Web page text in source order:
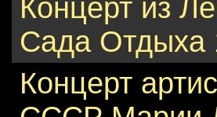
Концерт из
Сада Отдыха
Концерт